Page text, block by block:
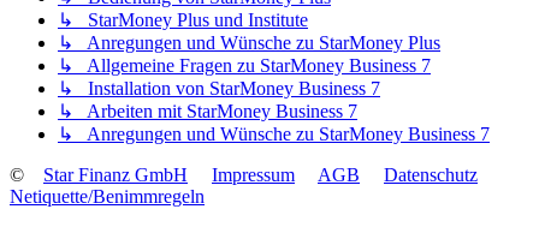
↳ StarMoney Plus und Institute
↳ Anregungen und Wünsche zu StarMoney Plus
↳ Allgemeine Fragen zu StarMoney Business 7
↳ Installation von StarMoney Business 7
↳ Arbeiten mit StarMoney Business 7
↳ Anregungen und Wünsche zu StarMoney Business 7
©
Star Finanz GmbH Impressum AGB
Datenschutz
Netiquette/Benimmregeln